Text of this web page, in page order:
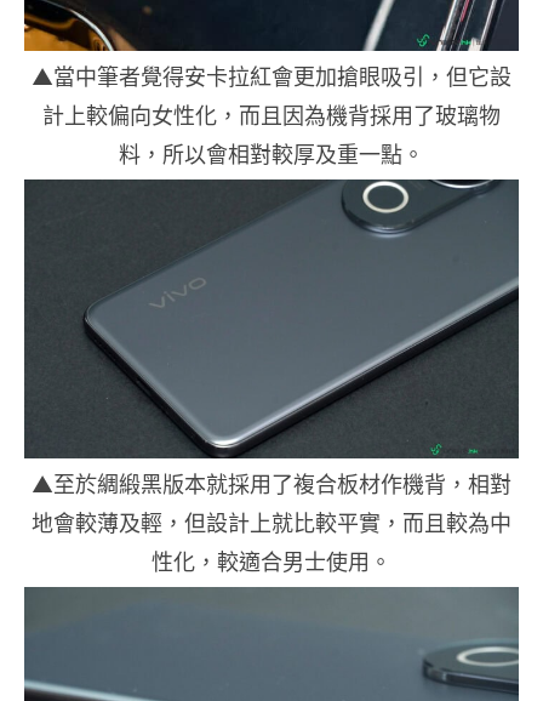
▲當中筆者覺得安卡拉紅會更加搶眼吸引，但它設
計上較偏向女性化，而且因為機背採用了玻璃物
料，所以會相對較厚及重一點。
▲至於綢緞黑版本就採用了複合板材作機背，相對
地會較薄及輕，但設計上就比較平實，而且較為中
性化，較適合男士使用。